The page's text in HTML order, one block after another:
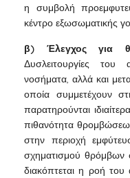
η συμβολή
κέντρο εξωσωματικής
β) Έλεγχος για
Δυσλειτουργίες του
νοσήματα, αλλά και
οποία συμμετέχουν
παρατηρούνται
πιθανότητα
στην περιοχή
σχηματισμού θρόμβων
διακόπτεται η ροή του